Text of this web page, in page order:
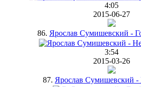
4:05
2015-06-27
86. Ярослав Сумишевский -
3:54
2015-03-26
87. Ярослав Сумишевский -